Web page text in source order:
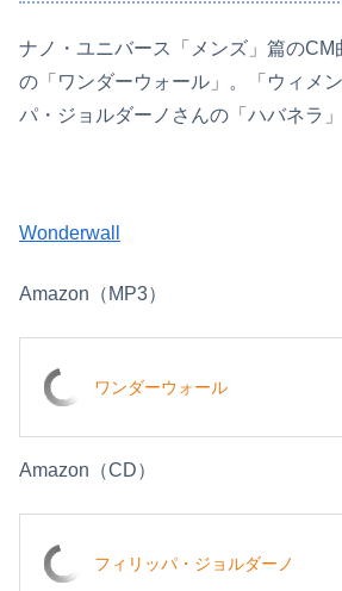
ナノ・ユニバース「メンズ」篇のCM
の「ワンダーウォール」。「ウィメ
パ・ジョルダーノさんの「ハバネラ」
Wonderwall
Amazon（MP3）
ワンダーウォール
Amazon（CD）
フィリッパ・ジョルダーノ